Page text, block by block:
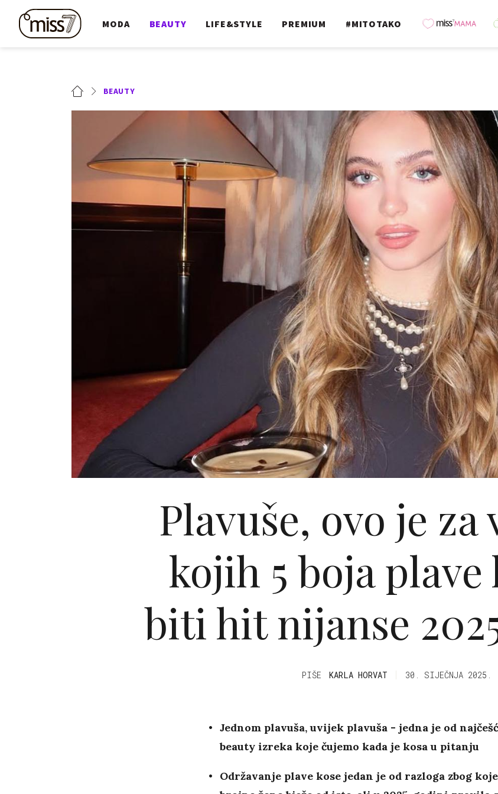
MODA BEAUTY LIFE&STYLE PREMIUM #MITOTAKO
BEAUTY
Plavuše, ovo je za
kojih 5 boja plave
biti hit nijanse
PIŠE KARLA HORVAT 30. SIJEČNJA 2025.
Jednom plavuša, uvijek plavuša - jedna je od
beauty izreka koje čujemo kada je kosa u pitanju
Održavanje plave kose jedan je od razloga zbog